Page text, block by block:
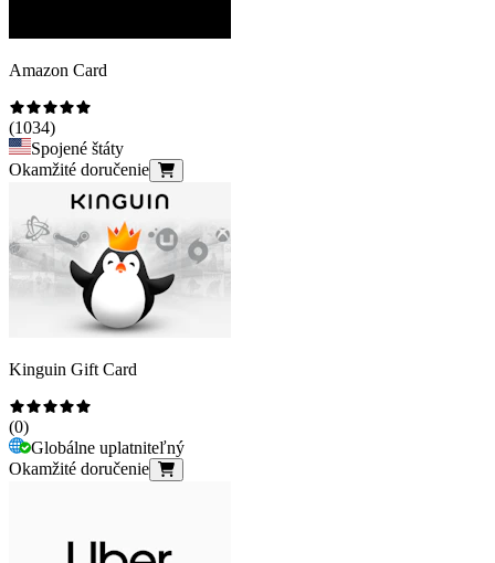
Amazon Card
(1034)
Spojené štáty
Okamžité doručenie
Kinguin Gift Card
(0)
Globálne uplatniteľný
Okamžité doručenie